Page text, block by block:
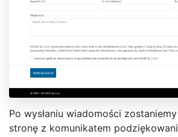
Po wysłaniu wiadomości
stronę z komunikatem